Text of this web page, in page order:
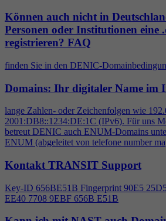
Können auch nicht in
Personen oder Institutionen eine
registrieren? FAQ
finden Sie in den DENIC-
Domains: Ihr digitaler Name im
lange Zahlen- oder Zeichenfolgen wie
2001:DB8::1234:DE:1C (IPv6). Für uns
betreut DENIC auch ENUM-Domains
ENUM (abgeleitet von telefone number
Kontakt TRANSIT Support
Key-ID 656BE51B Fingerprint 90E5
EE40 7708 9EBF 656B E51B